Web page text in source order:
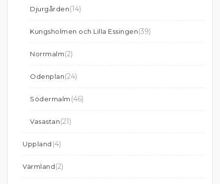
Djurgården(14)
Kungsholmen och Lilla Essingen(39)
Norrmalm(2)
Odenplan(24)
Södermalm (46)
Vasastan(21)
Uppland (4)
Värmland(2)